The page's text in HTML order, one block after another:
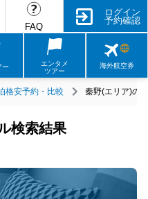
FAQ
ログイン
予約確認
ー
エンタメ
ツアー
海外航空券
格安予約・比較 秦野(エリア)の
検索結果